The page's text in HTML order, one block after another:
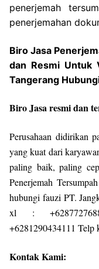
penerjemah
penerjemahan
Biro Jasa
dan Resmi Untuk
Tangerang
Biro Jasa resmi dan
Perusahaan didirikan
yang kuat dari
paling baik, paling
Penerjemah
hubungi fauzi PT.
xl :
+6281290434111 Telp
Kontak Kami: